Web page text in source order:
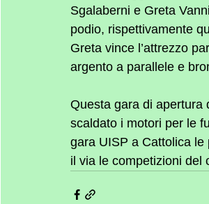
Sgalaberni e Greta
podio, rispettivamente
Greta vince l’attrezzo
argento a parallele e
Questa gara di apertura
scaldato i motori per le
gara UISP a Cattolica
il via le competizioni del